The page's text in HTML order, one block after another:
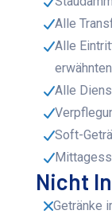
Alle
Alle
Alle
Soft-
Nicht
Getränke